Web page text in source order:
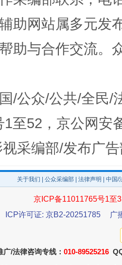
生素超标问题” 法
助网站属多元发
助与合作交流。
/公众/公共/全民/
1至52，京公网安
采编部/发布广
关于我们 公众采编部 法律声明 | 中国
京ICP备11011765号1至
ICP许可证: 京B2-20251785
广
/法律咨询专线： 010-89525216